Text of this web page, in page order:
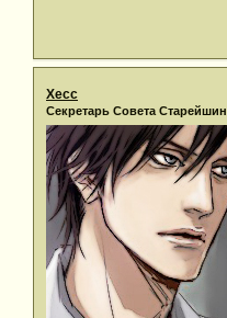
Хесс
Секретарь Совета Старейшин